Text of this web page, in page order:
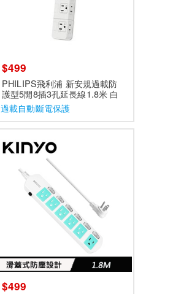
$499
PHILIPS飛利浦 新安規過載防
護型5開8插3孔延長線1.8米 白
色 CHP3780WA
過載自動斷電保護
$499